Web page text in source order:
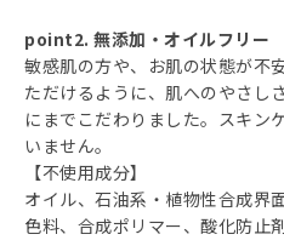
point2. 無添加・オイルフリー
敏感肌の方や、お肌の状態が不
ただけるように、肌へのやさし
にまでこだわりました。スキン
いません。
【不使用成分】
オイル、石油系・植物性合成界
色料、合成ポリマー、酸化防止